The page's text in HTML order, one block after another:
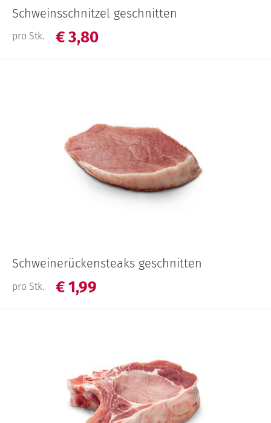
Schweinsschnitzel geschnitten
pro Stk. €3,80
Schweinerückensteaks geschnitten
pro Stk. €1,99